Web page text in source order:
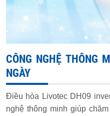
CÔNG NGHỆ THÔNG
NGÀY
Điều hòa Livotec DH09
nghệ thông minh giúp